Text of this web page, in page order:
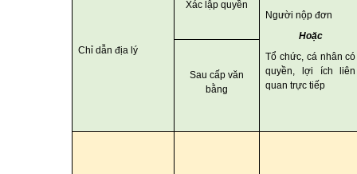
Chỉ dẫn địa lý
Xác lập quyền
Người nộp đơn
Hoặc
Tổ chức, cá nhân có
quyền, lợi ích liên
quan trực tiếp
Sau cấp văn
bằng